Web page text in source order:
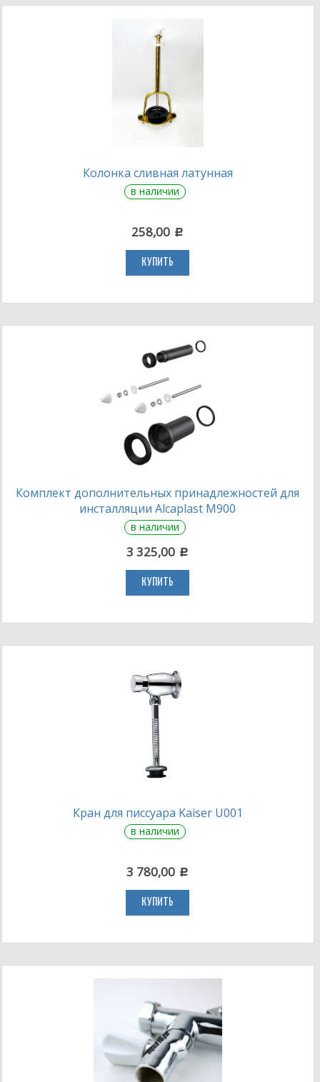
Колонка сливная латунная
в наличии
258,00 c
КУПИТЬ
Комплект дополнительных принадлежностей для
инсталляции Alcaplast M900
в наличии
3 325,00 c
КУПИТЬ
Кран для писсуара Kaiser U001
в наличии
3 780,00 c
КУПИТЬ